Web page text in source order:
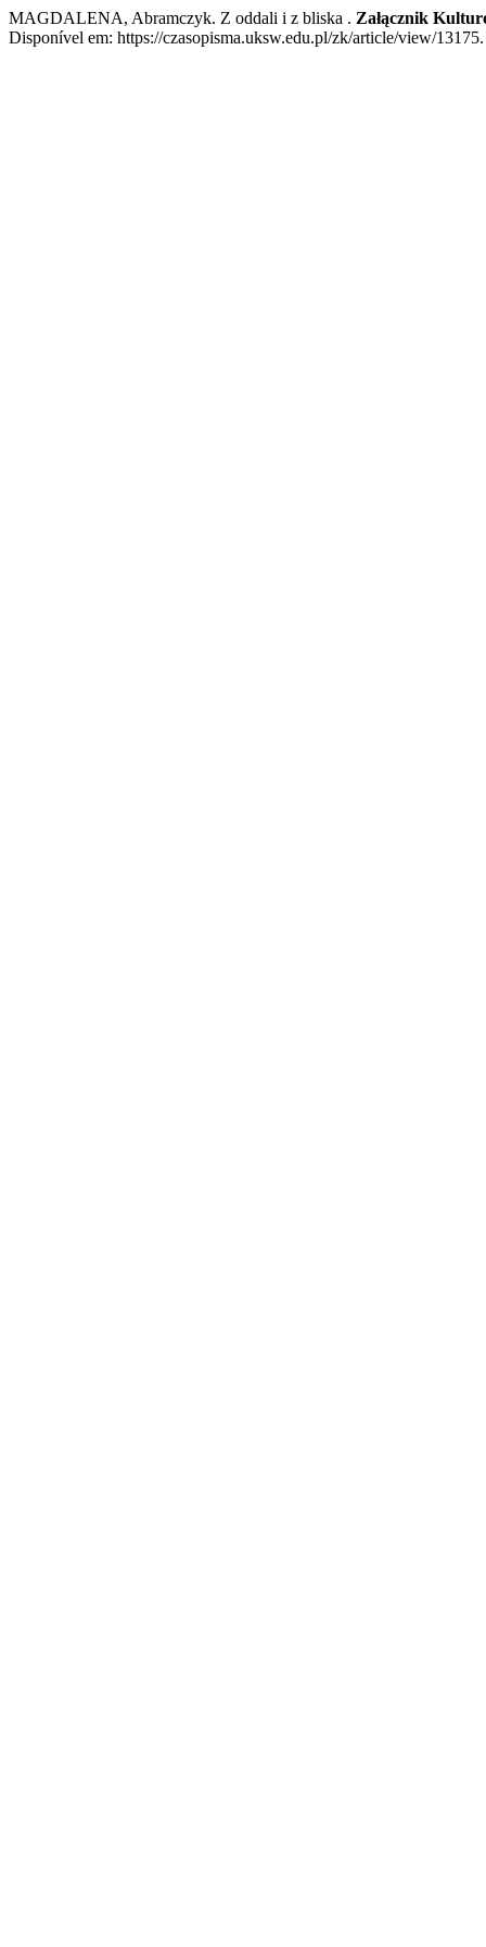
MAGDALENA, Abramczyk. Z oddali i z bliska . Załącznik
Disponível em: https://czasopisma.uksw.edu.pl/zk/article/view/